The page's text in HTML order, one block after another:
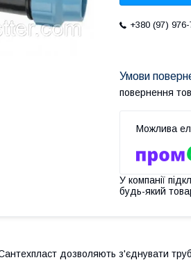
+380 (97)
повернення
У компанії
будь-який
Сантехпласт дозволяють з'єднувати